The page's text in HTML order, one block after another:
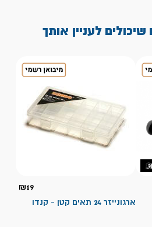
שיכולים לעניין אותך
₪19
ארגונייזר 24 תאים קטן - קנדו